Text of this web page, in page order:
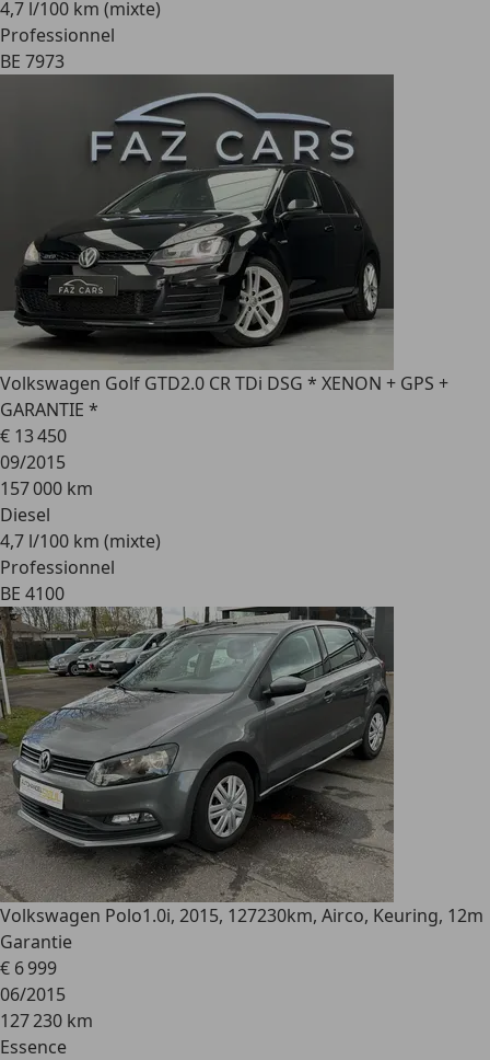
4,7 l/100 km (mixte)
Professionnel
BE 7973
Volkswagen Golf GTD2.0 CR TDi DSG * XENON + GPS +
GARANTIE *
€ 13 450
09/2015
157 000 km
Diesel
4,7 l/100 km (mixte)
Professionnel
BE 4100
Volkswagen Polo1.0i, 2015, 127230km, Airco, Keuring, 12m
Garantie
€ 6 999
06/2015
127 230 km
Essence